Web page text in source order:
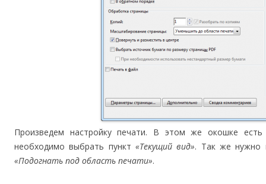
Произведем настройку печати. В этом же окошке
необходимо выбрать пункт«Текущий вид». Так же
«Подогнать под область печати».